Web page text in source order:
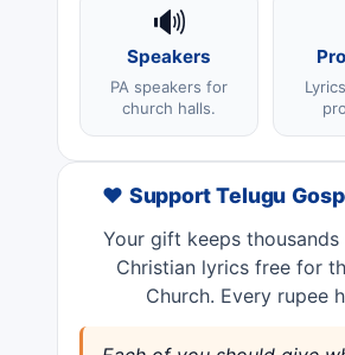
🔊
Speakers
PA speakers for
church halls.
❤️ Support Telugu
Your gift keeps thousands
Christian lyrics free for
Church. Every rupee